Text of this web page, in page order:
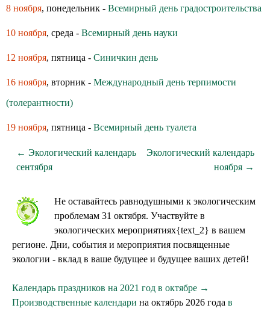
8 ноября, понедельник - Всемирный день градостроительства
10 ноября, среда - Всемирный день науки
12 ноября, пятница - Синичкин день
16 ноября, вторник - Международный день терпимости
(толерантности)
19 ноября, пятница - Всемирный день туалета
← Экологический календарь
сентября
Экологический календарь
ноября →
Не оставайтесь равнодушными к экологическим
проблемам 31 октября. Участвуйте в
экологических мероприятиях{text_2} в вашем
регионе. Дни, события и мероприятия посвященные
экологии - вклад в ваше будущее и будущее ваших детей!
Календарь праздников на 2021 год в октябре →
Производственные календари на октябрь 2026 года в